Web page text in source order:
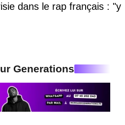
dans le rap français : "y
Generations